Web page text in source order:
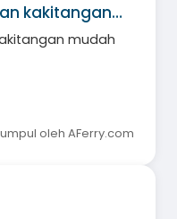
kakitangan…
mudah
oleh AFerry.com